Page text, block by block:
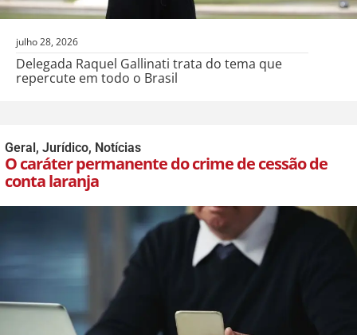
julho 28, 2026
Delegada Raquel Gallinati trata do tema que
repercute em todo o Brasil
Geral , Jurídico, Notícias
O caráter permanente do crime de cessão de
conta laranja